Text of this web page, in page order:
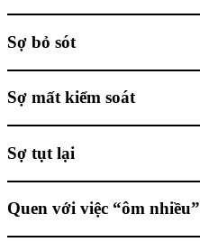
Sợ bỏ sót
Sợ mất kiểm soát
Sợ tụt lại
Quen với việc “ôm nhiều”